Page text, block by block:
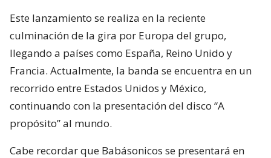
Este lanzamiento se realiza en la reciente
culminación de la gira por Europa del grupo,
llegando a países como España, Reino Unido y
Francia. Actualmente, la banda se encuentra en un
recorrido entre Estados Unidos y México,
continuando con la presentación del disco “A
propósito” al mundo.
Cabe recordar que Babásonicos se presentará en